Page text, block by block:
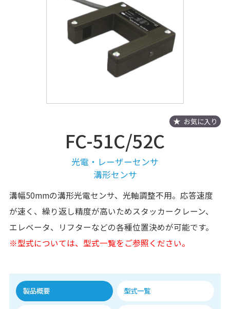
お気に入り
FC-51C/52C
光電・レーザーセンサ
溝形センサ
溝幅50mmの溝形光電センサ、光軸調整不用。応答速度
が速く、繰り返し精度が高いためスタッカークレーン、
エレベータ、リフターなどの各種位置決めが可能です。
※型式については、型式一覧をご参照ください。
製品概要 型式一覧